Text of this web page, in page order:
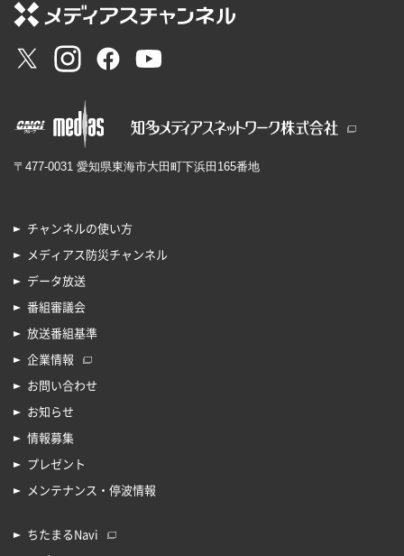
〒477-0031 愛知県東海市大田町下浜田165番地
チャンネルの使い方
メディアス防災チャンネル
データ放送
番組審議会
放送番組基準
企業情報
お問い合わせ
お知らせ
情報募集
プレゼント
メンテナンス・停波情報
ちたまるNavi